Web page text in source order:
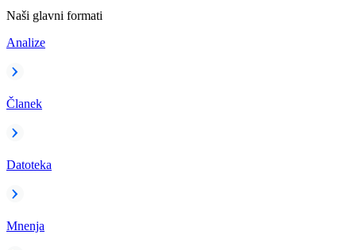
Naši glavni formati
Analize
Članek
Datoteka
Mnenja